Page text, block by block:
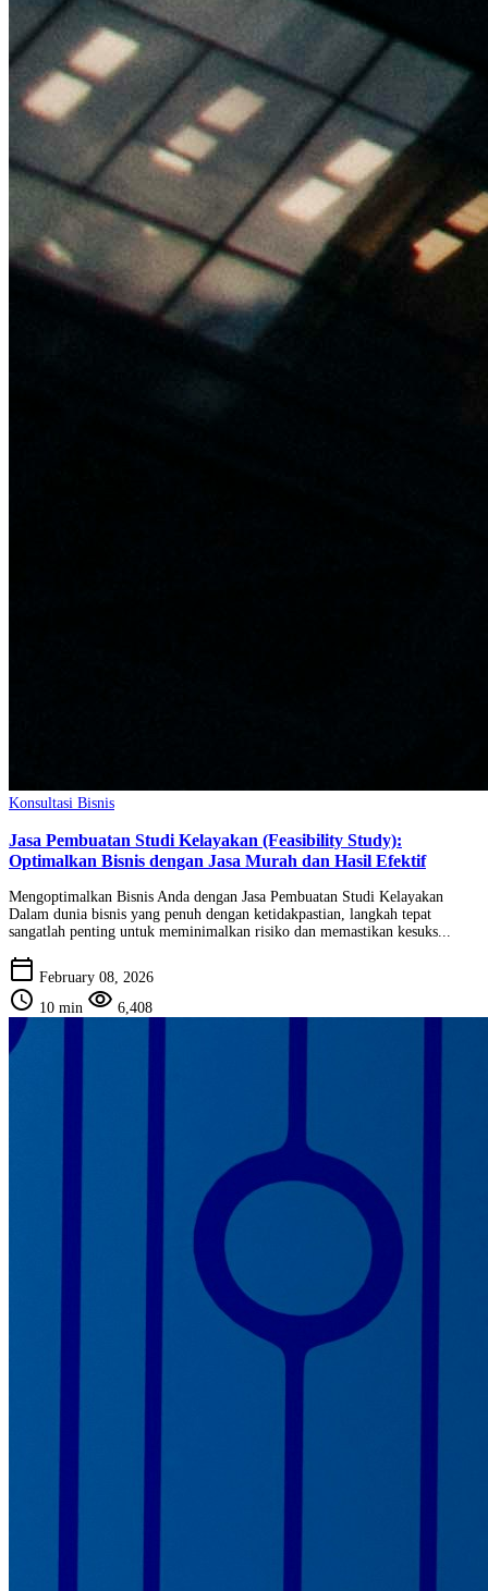
Konsultasi Bisnis
Jasa Pembuatan Studi Kelayakan (Feasibility Study):
Optimalkan Bisnis dengan Jasa Murah dan Hasil Efektif
Mengoptimalkan Bisnis Anda dengan Jasa Pembuatan Studi Kelayakan
Dalam dunia bisnis yang penuh dengan ketidakpastian, langkah tepat
sangatlah penting untuk meminimalkan risiko dan memastikan kesuks...
calendar_today February 08, 2026
schedule 10 min visibility 6,408